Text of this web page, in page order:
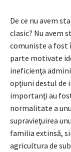
De ce nu avem
clasic? Nu avem
comuniste a fost
parte motivate
ineficienţa
opţiuni destul de
importanţi au
normalitate a
supravieţuirea
familia extinsă,
agricultura de